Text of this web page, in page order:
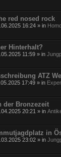
red nosed rock
16:24 » in
Hinterhalt?
11:59 » in
ATZ
17:49 » in
der Bronzezeit
20:21 » in
in
23:02 » in